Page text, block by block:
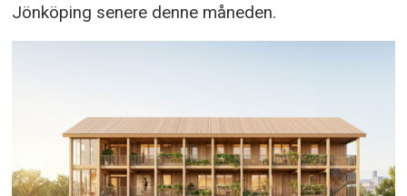
Jönköping senere denne måneden.